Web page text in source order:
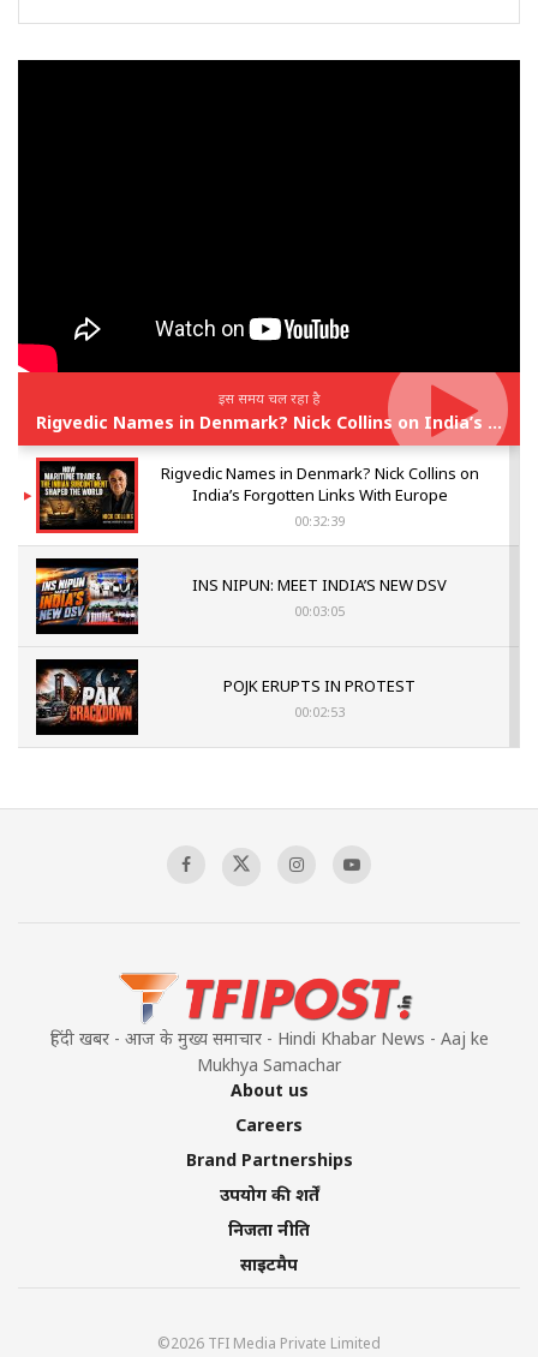
इस समय चल रहा है
Rigvedic Names in Denmark? Nick Collins on India’s Forgotten Links With Europe
Rigvedic Names in Denmark? Nick Collins on
India’s Forgotten Links With Europe
00:32:39
INS NIPUN: MEET INDIA’S NEW DSV
00:03:05
POJK ERUPTS IN PROTEST
00:02:53
Sagar
हिंदी खबर - आज के मुख्य समाचार - Hindi Khabar News - Aaj ke
Mukhya Samachar
About us
Careers
Brand Partnerships
उपयोग की शर्तें
निजता नीति
साइटमैप
©2026 TFI Media Private Limited